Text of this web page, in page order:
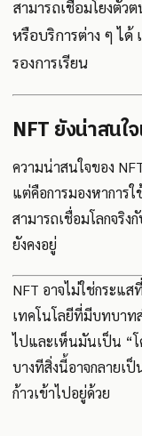
สามารถเชื่อมโยงตั
หรือบริการต่าง ๆ ได้
รองการเรียน
NFT ยังน่าสนใ
ความน่าสนใจของ
แต่คือการมองหาการใ
สามารถเชื่อมโลกจริง
ยังคงอยู่
NFT อาจไม่ใช่กระแ
เทคโนโลยีที่มีบทบาท
ไปและเห็นมันเป็น “
บางทีสิ่งนี้อาจกลายเป็
ก้าวเข้าไปอยู่ด้วย